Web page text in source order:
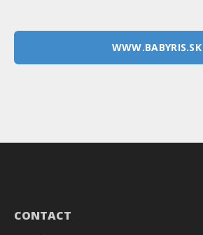
WWW.BABYRIS.SK
CONTACT